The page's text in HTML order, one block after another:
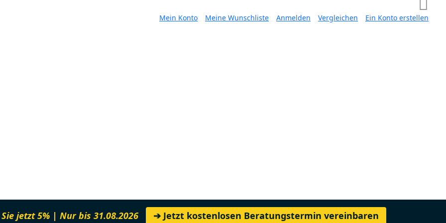
Mein Konto Meine Wunschliste Anmelden Vergleichen Ein Konto erstellen
jetzt 5% | Nur bis 31.08.2026 ➔ Jetzt kostenlosen Beratungstermin vereinbaren